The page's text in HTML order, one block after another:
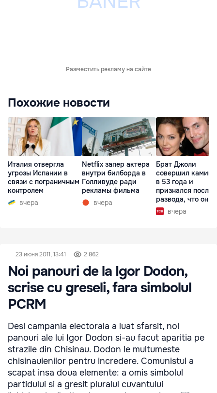
Разместить рекламу на сайте
Похожие новости
Италия отвергла
угрозы Испании в
связи с пограничным
контролем
вчера
Netflix запер актера
внутри билборда в
Голливуде ради
рекламы фильма
вчера
Брат Джоли
совершил
в 53 года и
признался после
развода, что он
вчера
23 июня 2011, 13:41 2 862
Noi panouri de la Igor Dodon,
scrise cu greseli, fara simbolul
PCRM
Desi campania electorala a luat sfarsit, noi
panouri ale lui Igor Dodon si-au facut aparitia pe
strazile din Chisinau. Dodon le multumeste
chisinauienilor pentru incredere. Comunistul a
scapat insa doua elemente: a omis simbolul
partidului si a gresit pluralul cuvantului